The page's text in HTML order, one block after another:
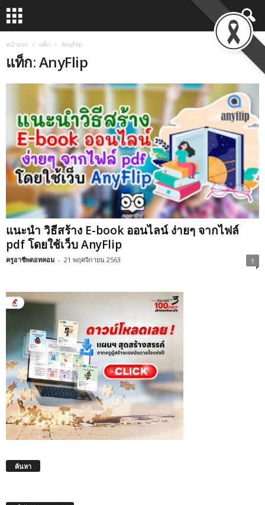
หน้าแรก แท็ก AnyFlip
แท็ก: AnyFlip
แนะนำ วิธีสร้าง E-book ออนไลน์ ง่ายๆ จากไฟล์
pdf โดยใช้เว็บ AnyFlip
ครูอาชีพดอทคอม - 21 พฤศจิกายน 2563 1
ค้นหา